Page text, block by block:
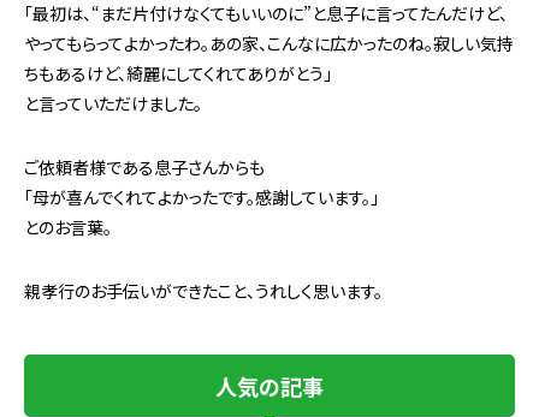
「最初は、“まだ片付けなくてもいいのに”と息子に言ってたんだけど、
やってもらってよかったわ。あの家、こんなに広かったのね。寂しい気持
ちもあるけど、綺麗にしてくれてありがとう」
と言っていただけました。
ご依頼者様である息子さんからも
「母が喜んでくれてよかったです。感謝しています。」
とのお言葉。
親孝行のお手伝いができたこと、うれしく思います。
人気の記事